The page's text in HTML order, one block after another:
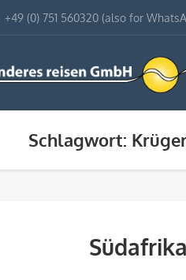
+49 (0) 751 560320 (also for
Schlagwort: